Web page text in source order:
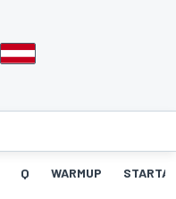
Q WARMUP